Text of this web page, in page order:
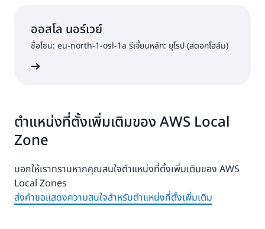
ออสโล นอร์เวย์
ชื่อโซน: eu-north-1-osl-1a รีเจี้ยนหลัก: ยุโรป (สตอกโฮล์ม)
ตำแหน่งที่ตั้งเพิ่มเติมของ AWS Local
Zone
บอกให้เราทราบหากคุณสนใจตำแหน่งที่ตั้งเพิ่มเติมของ AWS
Local Zones
ส่งคำขอแสดงความสนใจสำหรับตำแหน่งที่ตั้งเพิ่มเติม